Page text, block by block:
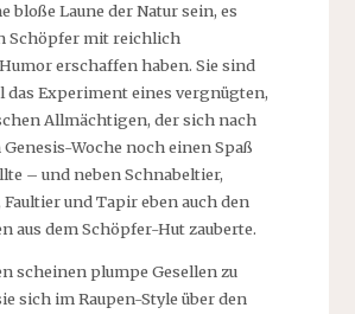
bloße Laune der Natur sein, es
Schöpfer mit reichlich
erschaffen haben. Sie sind
das Experiment eines vergnügten,
Allmächtigen, der sich nach
Woche noch einen Spaß
– und neben Schnabeltier,
Faultier und Tapir eben auch den
aus dem Schöpfer-Hut zauberte.
scheinen plumpe Gesellen zu
sich im Raupen-Style über den